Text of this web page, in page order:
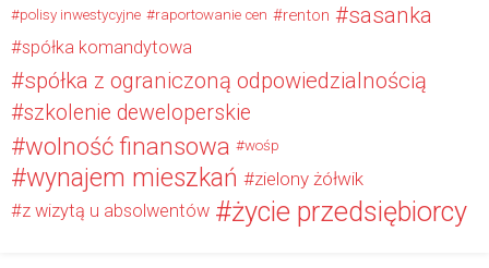
polisy inwestycyjne
raportowanie cen renton sasanka
spółka komandytowa
spółka z ograniczoną odpowiedzialnością
szkolenie deweloperskie
wolność finansowa wośp
wynajem mieszkań zielony żółwik
z wizytą u absolwentów życie przedsiębiorcy